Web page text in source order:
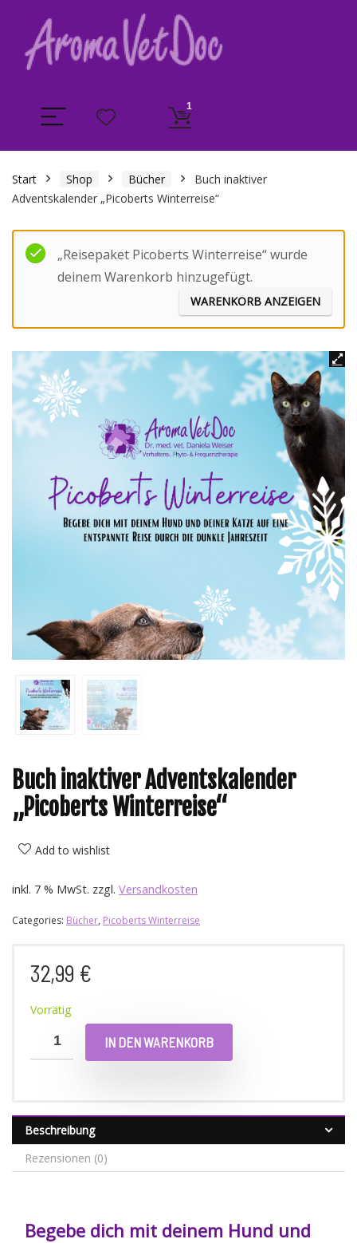
1
Start Shop Bücher
Buch inaktiver
Adventskalender „Picoberts Winterreise“
„Reisepaket Picoberts Winterreise“ wurde
deinem Warenkorb hinzugefügt.
WARENKORB ANZEIGEN
Buch inaktiver Adventskalender
„Picoberts Winterreise“
Add to wishlist
inkl. 7 % MwSt. zzgl. Versandkosten
Categories: Bücher, Picoberts Winterreise
32,99 €
Vorrätig
IN DEN WARENKORB
Beschreibung
Rezensionen (0)
Begebe dich mit deinem Hund und